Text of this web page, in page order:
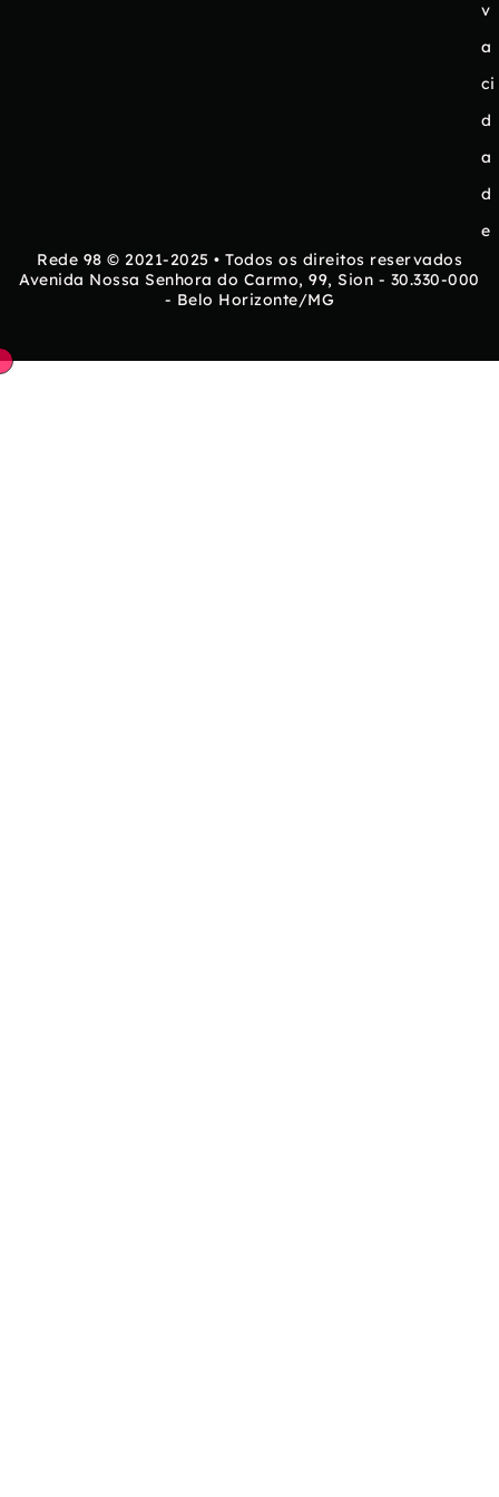
v
a
ci
d
a
d
e
Rede 98 © 2021-2025 • Todos os direitos reservados
Avenida Nossa Senhora do Carmo, 99, Sion - 30.330-000
- Belo Horizonte/MG